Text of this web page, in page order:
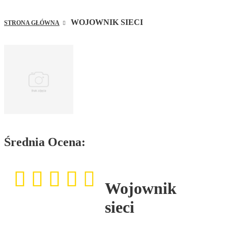
STRONA GŁÓWNA WOJOWNIK SIECI
Średnia Ocena:
Wojownik
sieci